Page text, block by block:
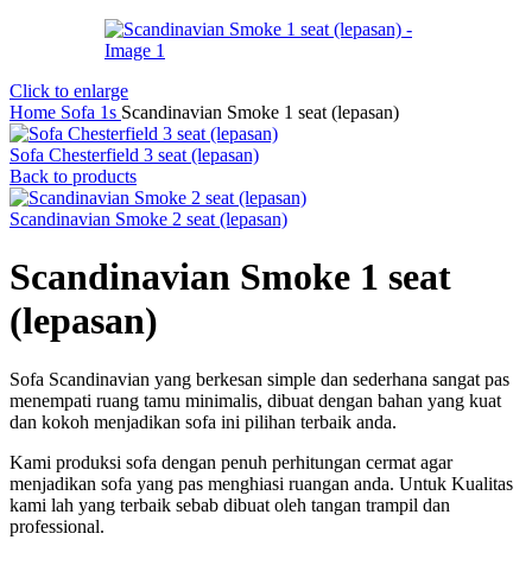
Click to enlarge
Home Sofa 1s Scandinavian Smoke 1 seat (lepasan)
Sofa Chesterfield 3 seat (lepasan)
Back to products
Scandinavian Smoke 2 seat (lepasan)
Scandinavian Smoke 1 seat
(lepasan)
Sofa Scandinavian yang berkesan simple dan sederhana sangat pas
menempati ruang tamu minimalis, dibuat dengan bahan yang kuat
dan kokoh menjadikan sofa ini pilihan terbaik anda.
Kami produksi sofa dengan penuh perhitungan cermat agar
menjadikan sofa yang pas menghiasi ruangan anda. Untuk Kualitas
kami lah yang terbaik sebab dibuat oleh tangan trampil dan
professional.